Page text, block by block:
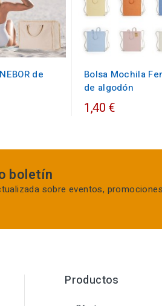
de
Bolsa Mochila
de algodón
1,40 €
boletín
sobre eventos,
Productos